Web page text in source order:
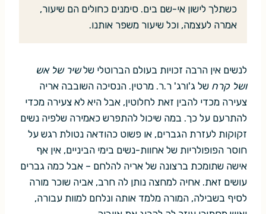
כשתלך לישון אי-שם בים. סימנים כחולים הם שיעור,
אמרה לעצמה, וכל שיעור משפר אותנו.
לנשים אין הרבה זכויות בעולם הברוטלי שלשיר של אש
ושל קרח של ג'ורג' ר.ר. מרטין. הנסיכה השובבה אריה
צעירה מכדי להבין זאת לחלוטין, אבל היא לא צעירה מכדי
להתרעם על כך. במה שיכול להתפרש כאמירה שלפיה נשים
זקוקות לעזרת הגברים, או פשוט כהודאה נטולת רגש על
חוסר הפופולריות של אחוות-נשים בימי הביניים, אין אף
אישה שתומכת ברצונה של אריה להלחם – אבל כמה גברים
עושים זאת. אחיה למחצה נותן לה חרב, אביה שוכר מורה
לסיף בשבילה, המורה מלמד אותה ונלחם למוות עבורה,